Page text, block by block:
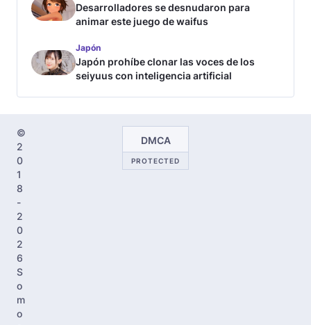
Desarrolladores se desnudaron para
animar este juego de waifus
Japón
Japón prohíbe clonar las voces de los
seiyuus con inteligencia artificial
©
2
0
1
8
-
2
0
2
6
S
o
m
o
DMCA
PROTECTED